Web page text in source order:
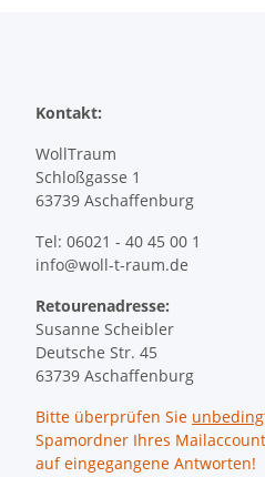
Kontakt:
WollTraum
Schloßgasse 1
63739 Aschaffenburg
Tel: 06021 - 40 45 00 1
info@woll-t-raum.de
Retourenadresse:
Susanne Scheibler
Deutsche Str. 45
63739 Aschaffenburg
Bitte überprüfen Sie
Spamordner Ihres
auf eingegangene Antworten!